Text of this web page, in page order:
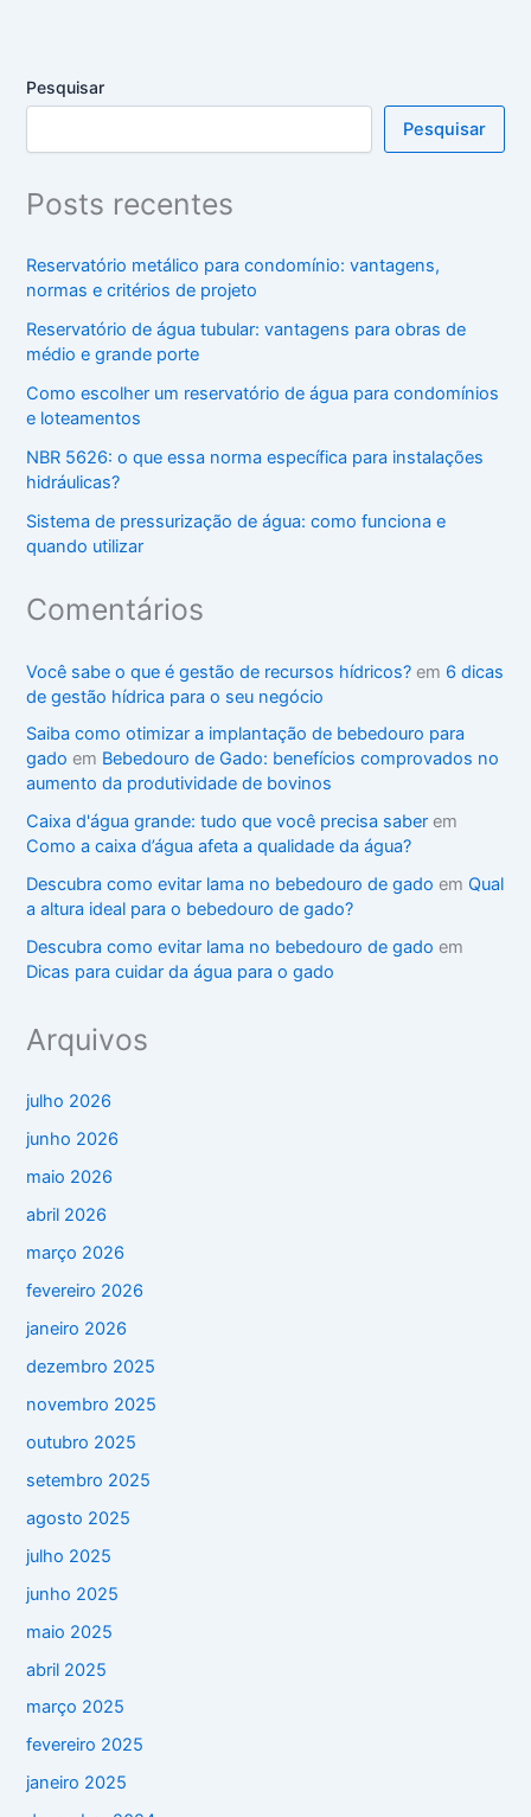
Pesquisar
Pesquisar
Posts recentes
Reservatório metálico para condomínio: vantagens,
normas e critérios de projeto
Reservatório de água tubular: vantagens para obras de
médio e grande porte
Como escolher um reservatório de água para condomínios
e loteamentos
NBR 5626: o que essa norma específica para instalações
hidráulicas?
Sistema de pressurização de água: como funciona e
quando utilizar
Comentários
Você sabe o que é gestão de recursos hídricos? em 6 dicas
de gestão hídrica para o seu negócio
Saiba como otimizar a implantação de bebedouro para
gado em Bebedouro de Gado: benefícios comprovados no
aumento da produtividade de bovinos
Caixa d'água grande: tudo que você precisa saber em
Como a caixa d’água afeta a qualidade da água?
Descubra como evitar lama no bebedouro de gado em Qual
a altura ideal para o bebedouro de gado?
Descubra como evitar lama no bebedouro de gado em
Dicas para cuidar da água para o gado
Arquivos
julho 2026
junho 2026
maio 2026
abril 2026
março 2026
fevereiro 2026
janeiro 2026
dezembro 2025
novembro 2025
outubro 2025
setembro 2025
agosto 2025
julho 2025
junho 2025
maio 2025
abril 2025
março 2025
fevereiro 2025
janeiro 2025